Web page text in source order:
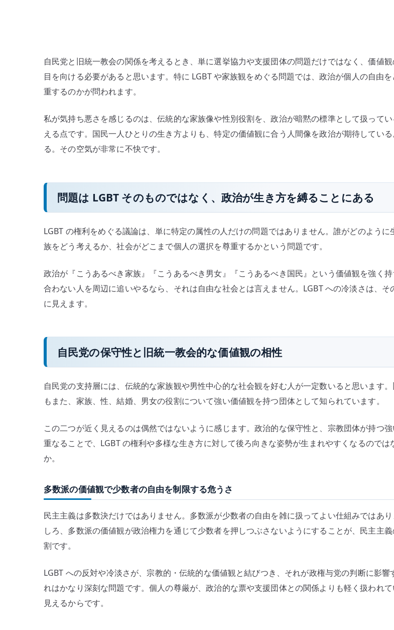
が
持
い
理
の
自
を
政
が
縛
の
違
和
感
自民党と旧統一教会の関係を考えるとき、単に選挙協力や支援団体の問題だけではなく、価値
目を向ける必要があると思います。特に LGBT や家族観をめぐる問題では、政治が個人の自由
重するのかが問われます。
私が気持ち悪さを感じるのは、伝統的な家族像や性別役割を、政治が暗黙の標準として扱って
える点です。国民一人ひとりの生き方よりも、特定の価値観に合う人間像を政治が期待している
る。その空気が非常に不快です。
問題は LGBT そのものではなく、政治が生き方を縛ることにある
LGBT の権利をめぐる議論は、単に特定の属性の人だけの問題ではありません。誰がどのように
族をどう考えるか、社会がどこまで個人の選択を尊重するかという問題です。
政治が『こうあるべき家族』『こうあるべき男女』『こうあるべき国民』という価値観を強く
合わない人を周辺に追いやるなら、それは自由な社会とは言えません。LGBT への冷淡さは、そ
に見えます。
自民党の保守性と旧統一教会的な価値観の相性
自民党の支持層には、伝統的な家族観や男性中心的な社会観を好む人が一定数いると思います
もまた、家族、性、結婚、男女の役割について強い価値観を持つ団体として知られています。
この二つが近く見えるのは偶然ではないように感じます。政治的な保守性と、宗教団体が持つ
重なることで、LGBT の権利や多様な生き方に対して後ろ向きな姿勢が生まれやすくなるのでは
か。
多数派の価値観で少数者の自由を制限する危うさ
民主主義は多数決だけではありません。多数派が少数者の自由を雑に扱ってよい仕組みではあ
しろ、多数派の価値観が政治権力を通じて少数者を押しつぶさないようにすることが、民主主
割です。
LGBT への反対や冷淡さが、宗教的・伝統的な価値観と結びつき、それが政権与党の判断に影響
れはかなり深刻な問題です。個人の尊厳が、政治的な票や支援団体との関係よりも軽く扱われ
見えるからです。